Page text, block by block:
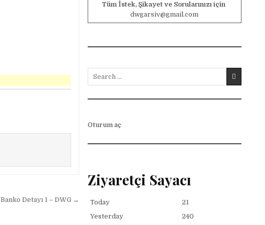
Banko Detayı 1 – DWG →
Tüm İstek, Şikayet ve Sorularınızı için
dwgarsiv@gmail.com
Oturum aç
Ziyaretçi Sayacı
Today
21
Yesterday
240